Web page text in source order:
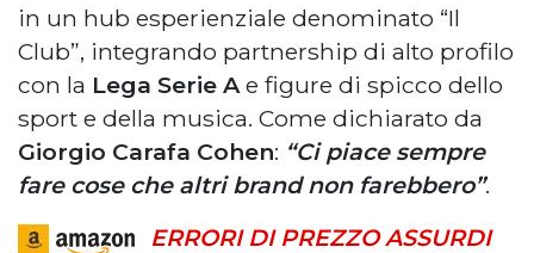
in un hub esperienziale denominato “Il
Club”, integrando partnership di alto profilo
con la Lega Serie A e figure di spicco dello
sport e della musica. Come dichiarato da
Giorgio Carafa Cohen: “Ci piace sempre
fare cose che altri brand non farebbero”.
ERRORI DI PREZZO ASSURDI